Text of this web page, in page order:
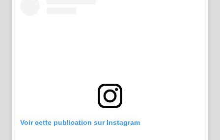
Voir cette publication sur Instagram